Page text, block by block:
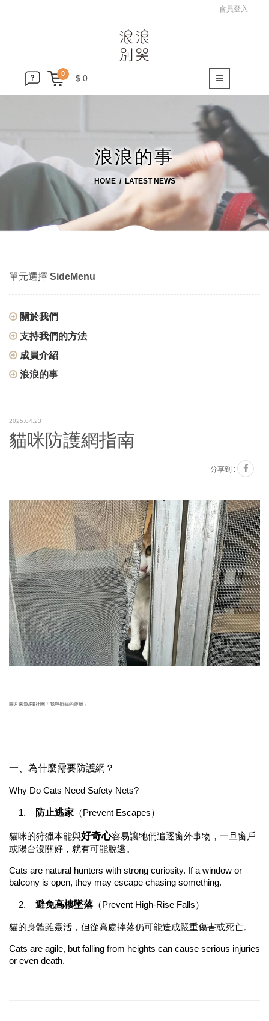
會員登入
0 $ 0
浪浪的事
HOME LATEST NEWS
單元選擇 SideMenu
關於我們
支持我們的方法
成員介紹
浪浪的事
2025.04.23
貓咪防護網指南
分享到 :
圖片來源/FB社團「我與街貓的距離」
一、為什麼需要防護網？
Why Do Cats Need Safety Nets?
1. 防止逃家 （Prevent Escapes）
貓咪的狩獵本能與好奇心容易讓牠們追逐窗外事物，一旦窗戶
或陽台沒關好，就有可能脫逃。
Cats are natural hunters with strong curiosity. If a window or
balcony is open, they may escape chasing something.
2. 避免高樓墜落 （Prevent High-Rise Falls）
貓的身體雖靈活，但從高處摔落仍可能造成嚴重傷害或死亡。
Cats are agile, but falling from heights can cause serious injuries
or even death.